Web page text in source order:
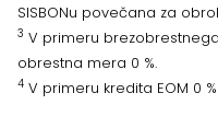
SISBONu povečana za
3 V primeru
obrestna mera 0 %.
4 V primeru kredita EOM 0